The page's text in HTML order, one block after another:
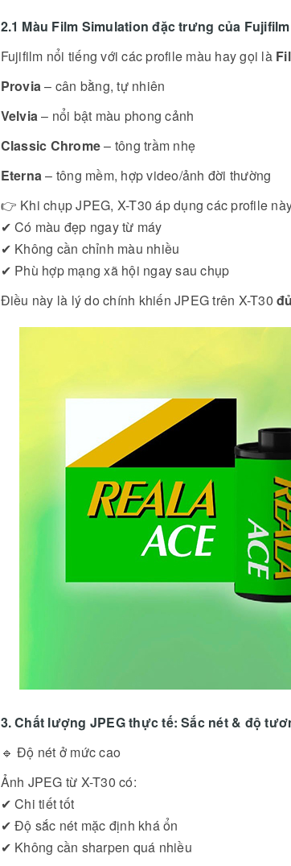
2.1 Màu Film Simulation đặc trưng của Fujifilm
Fujifilm nổi tiếng với các profile màu hay gọi là
Provia– cân bằng, tự nhiên
Velvia– nổi bật màu phong cảnh
Classic Chrome– tông trầm nhẹ
Eterna– tông mềm, hợp video/ảnh đời thường
👉 Khi chụp JPEG, X-T30 áp dụng các profile
✔ Có màu đẹp ngay từ máy
✔ Không cần chỉnh màu nhiều
✔ Phù hợp mạng xã hội ngay sau chụp
Điều này là lý do chính khiến JPEG trên X-T30
3. Chất lượng JPEG thực tế: Sắc nét & độ
🔹 Độ nét ở mức cao
Ảnh JPEG từ X-T30 có:
✔ Chi tiết tốt
✔ Độ sắc nét mặc định khá ổn
✔ Không cần sharpen quá nhiều